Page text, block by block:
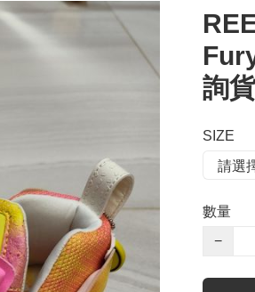
詢
SIZE
數量
−